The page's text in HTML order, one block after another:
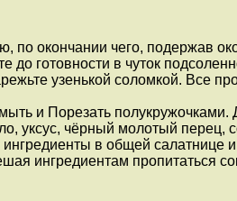
по окончании чего, подержав
до готовности в чуток
узенькой соломкой. Все
и Порезать полукружочками.
уксус, чёрный молотый
в общей салатнице
ингредиентам пропитаться